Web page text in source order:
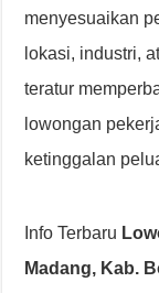
menyesuaikan
lokasi, industri,
teratur
lowongan
ketinggalan
Info Terbaru
Madang, Kab.